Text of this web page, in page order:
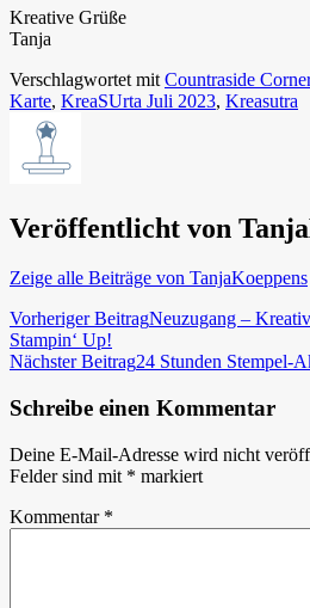
Kreative Grüße
Tanja
Verschlagwortet mit Countraside
Karte, KreaSUrta Juli 2023, Kreasutra
Veröffentlicht von
Zeige alle Beiträge von TanjaKoeppens
Beitragsnavigation
Vorheriger BeitragNeuzugang –
Stampin‘ Up!
Nächster Beitrag24 Stunden Stempel-
Schreibe einen Kommentar
Deine E-Mail-Adresse wird nicht
Felder sind mit * markiert
Kommentar *